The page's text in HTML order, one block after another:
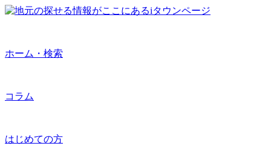
ホーム・検索
コラム
はじめての方